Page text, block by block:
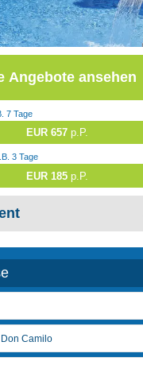
Angebote ansehen
7 Tage
EUR 657 p.P.
3 Tage
EUR 185 p.P.